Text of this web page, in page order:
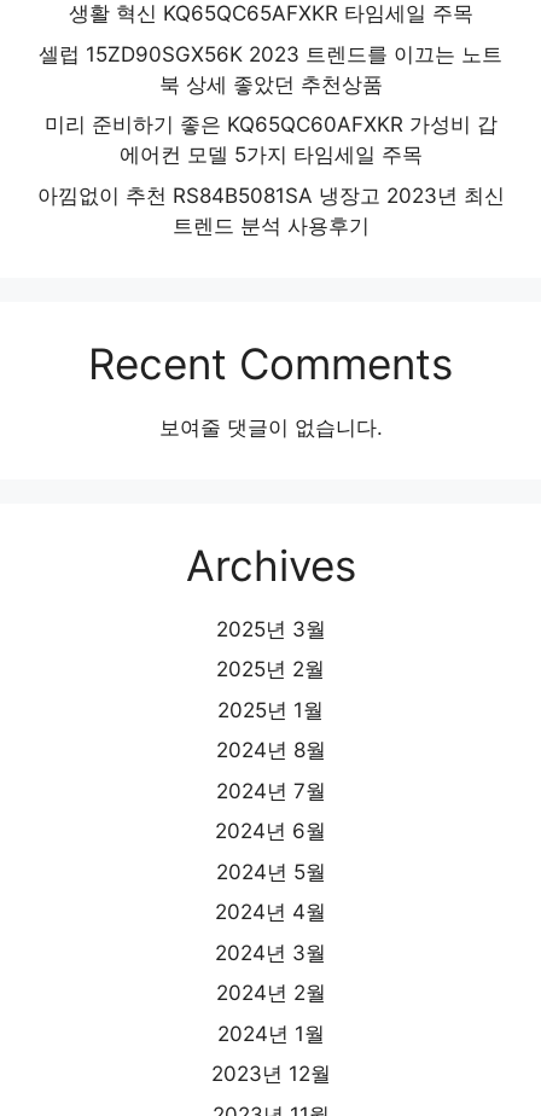
생활 혁신 KQ65QC65AFXKR 타임세일 주목
셀럽 15ZD90SGX56K 2023 트렌드를 이끄는 노트
북 상세 좋았던 추천상품
미리 준비하기 좋은 KQ65QC60AFXKR 가성비 갑
에어컨 모델 5가지 타임세일 주목
아낌없이 추천 RS84B5081SA 냉장고 2023년 최신
트렌드 분석 사용후기
Recent Comments
보여줄 댓글이 없습니다.
Archives
2025년 3월
2025년 2월
2025년 1월
2024년 8월
2024년 7월
2024년 6월
2024년 5월
2024년 4월
2024년 3월
2024년 2월
2024년 1월
2023년 12월